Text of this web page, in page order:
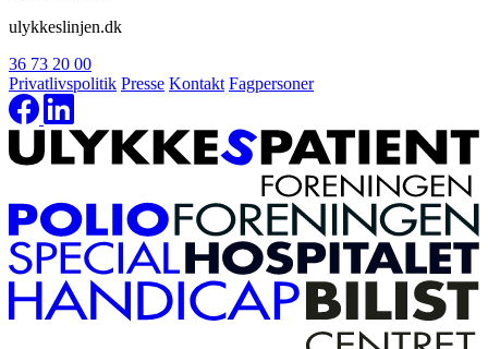
ulykkeslinjen.dk
36 73 20 00
Privatlivspolitik Presse Kontakt Fagpersoner